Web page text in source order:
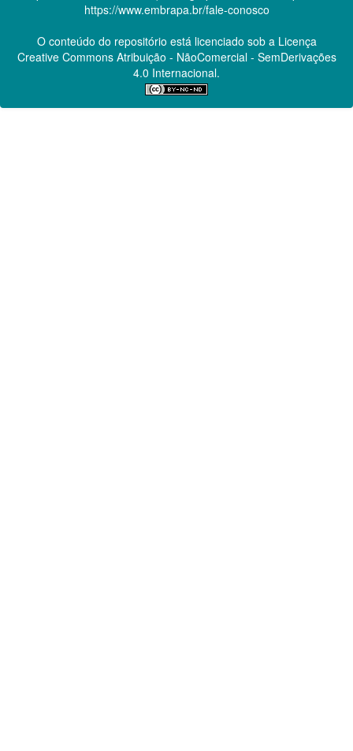
https://www.embrapa.br/fale-conosco
O conteúdo do repositório está licenciado sob a Licença
Creative CommonsAtribuição - NãoComercial - SemDerivações
4.0 Internacional.